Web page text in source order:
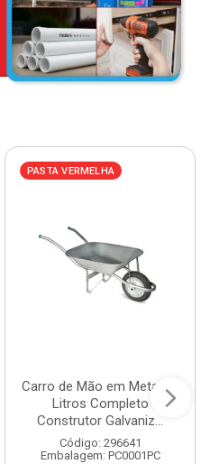
PASTA VERMELHA
Carro de Mão em Metal 60
Litros Completo
Construtor Galvaniz...
Código: 296641
Embalagem: PC0001PC